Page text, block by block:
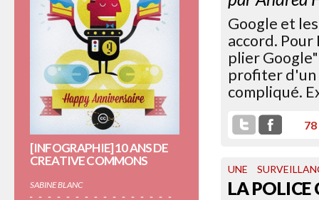
Google et
accord.
plier
profiter d'un
compliqué.
78
UNE
LA POLICE
[INFOGRAPHIE] 10 ANS DE
CREATIVE COMMONS
SABINE BLANC